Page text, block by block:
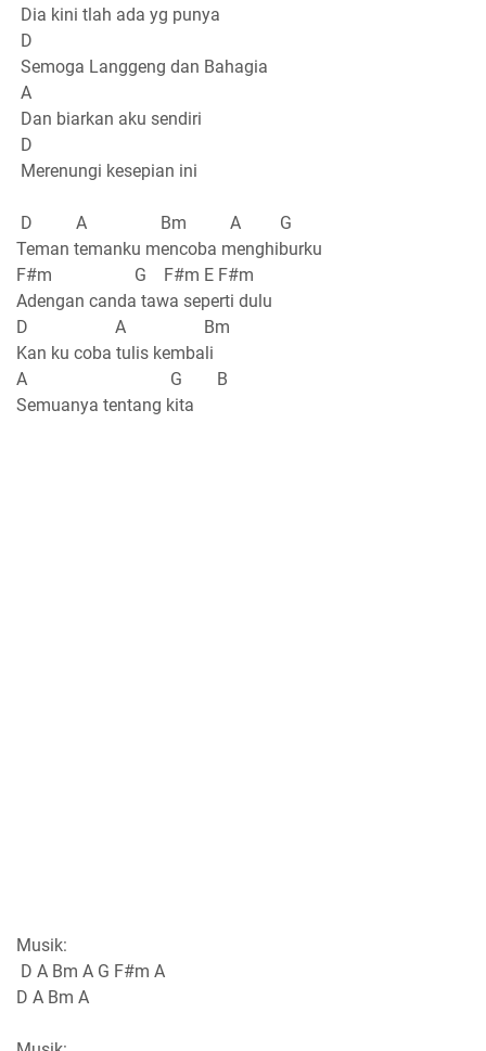
Dia kini tlah ada yg punya
D
Semoga Langgeng dan Bahagia
A
Dan biarkan aku sendiri
D
Merenungi kesepian ini
D A Bm A G
Teman temanku mencoba menghiburku
F#m G F#m E F#m
Adengan canda tawa seperti dulu
D A Bm
Kan ku coba tulis kembali
A G B
Semuanya tentang kita
Musik:
D A Bm A G F#m A
D A Bm A